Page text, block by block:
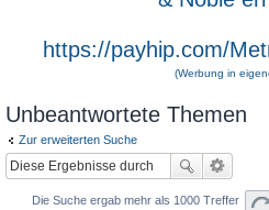
https://payhip.com/
(Werbung in
Unbeantwortete Themen
Zur erweiterten Suche
Die Suche ergab mehr als 1000 Treffer